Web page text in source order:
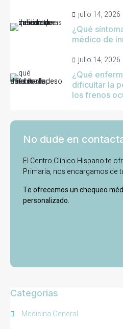
julio 14, 2026
¿Qué
médico de
julio 14, 2026
¿Qué
dificultar la
los frenos
No dude en
El Centro Clínico Hispano te
Primaria, nos encargamos de
Te ofrecemos un chequeo
personalizado.
Categorias
Medicina General